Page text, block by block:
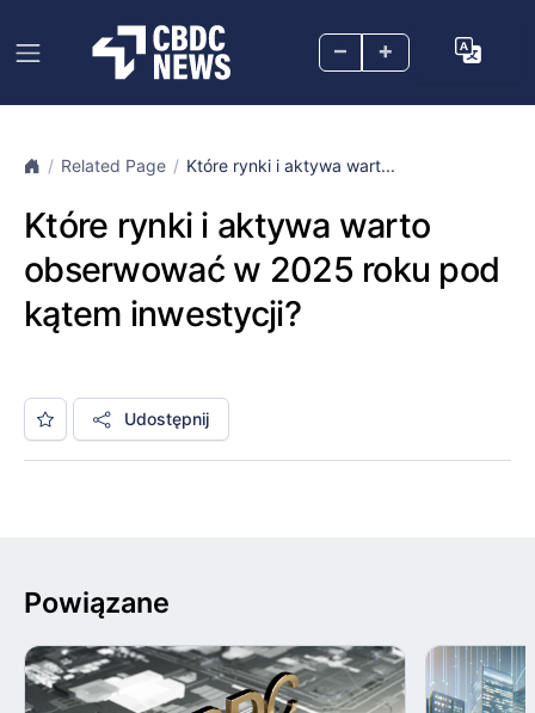
– +
Related Page Które rynki i aktywa wart...
Które rynki i aktywa warto
obserwować w 2025 roku pod
kątem inwestycji?
Udostępnij
Powiązane